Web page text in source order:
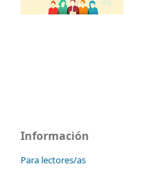
Información
Para lectores/as